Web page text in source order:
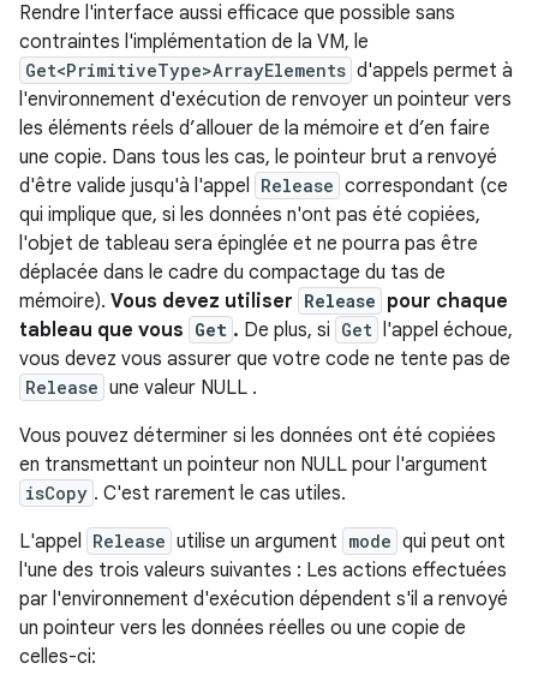
Rendre l'interface aussi efficace que possible sans
contraintes l'implémentation de la VM, le
Get<PrimitiveType>ArrayElements d'appels permet à
l'environnement d'exécution de renvoyer un pointeur vers
les éléments réels d’allouer de la mémoire et d’en faire
une copie. Dans tous les cas, le pointeur brut a renvoyé
d'être valide jusqu'à l'appel Release correspondant (ce
qui implique que, si les données n'ont pas été copiées,
l'objet de tableau sera épinglée et ne pourra pas être
déplacée dans le cadre du compactage du tas de
mémoire). Vous devez utiliser Release pour chaque
tableau que vous Get . De plus, si Get l'appel échoue,
vous devez vous assurer que votre code ne tente pas de
Release une valeur NULL .
Vous pouvez déterminer si les données ont été copiées
en transmettant un pointeur non NULL pour l'argument
isCopy . C'est rarement le cas utiles.
L'appel Release utilise un argument mode qui peut ont
l'une des trois valeurs suivantes : Les actions effectuées
par l'environnement d'exécution dépendent s'il a renvoyé
un pointeur vers les données réelles ou une copie de
celles-ci: